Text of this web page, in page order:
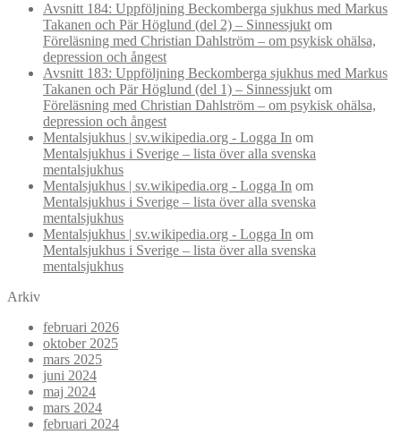
Avsnitt 184: Uppföljning Beckomberga sjukhus med Markus
Takanen och Pär Höglund (del 2) – Sinnessjukt om
Föreläsning med Christian Dahlström – om psykisk ohälsa,
depression och ångest
Avsnitt 183: Uppföljning Beckomberga sjukhus med Markus
Takanen och Pär Höglund (del 1) – Sinnessjukt om
Föreläsning med Christian Dahlström – om psykisk ohälsa,
depression och ångest
Mentalsjukhus | sv.wikipedia.org - Logga In om
Mentalsjukhus i Sverige – lista över alla svenska
mentalsjukhus
Mentalsjukhus | sv.wikipedia.org - Logga In om
Mentalsjukhus i Sverige – lista över alla svenska
mentalsjukhus
Mentalsjukhus | sv.wikipedia.org - Logga In om
Mentalsjukhus i Sverige – lista över alla svenska
mentalsjukhus
Arkiv
februari 2026
oktober 2025
mars 2025
juni 2024
maj 2024
mars 2024
februari 2024